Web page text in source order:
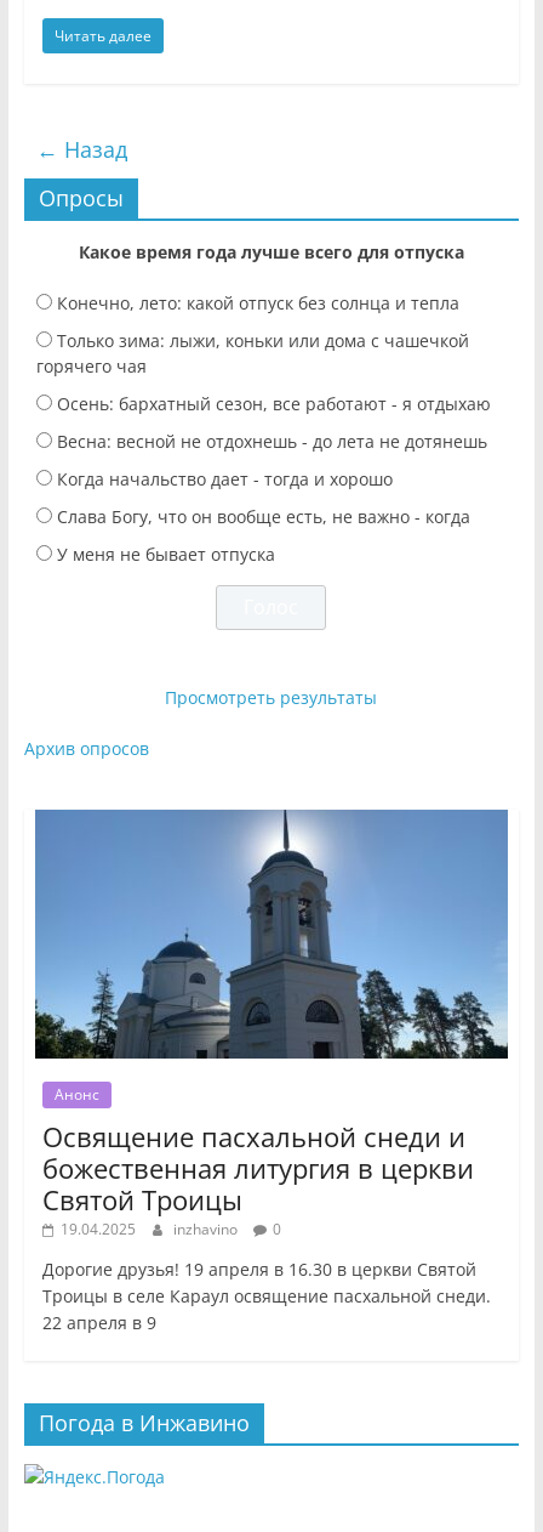
Читать далее
← Назад
Опросы
Какое время года лучше всего для отпуска
Конечно, лето: какой отпуск без солнца и тепла
Только зима: лыжи, коньки или дома с чашечкой
горячего чая
Осень: бархатный сезон, все работают - я отдыхаю
Весна: весной не отдохнешь - до лета не дотянешь
Когда начальство дает - тогда и хорошо
Слава Богу, что он вообще есть, не важно - когда
У меня не бывает отпуска
Просмотреть результаты
Архив опросов
Анонс
Освящение пасхальной снеди и
божественная литургия в церкви
Святой Троицы
19.04.2025 inzhavino 0
Дорогие друзья! 19 апреля в 16.30 в церкви Святой
Троицы в селе Караул освящение пасхальной снеди.
22 апреля в 9
Погода в Инжавино